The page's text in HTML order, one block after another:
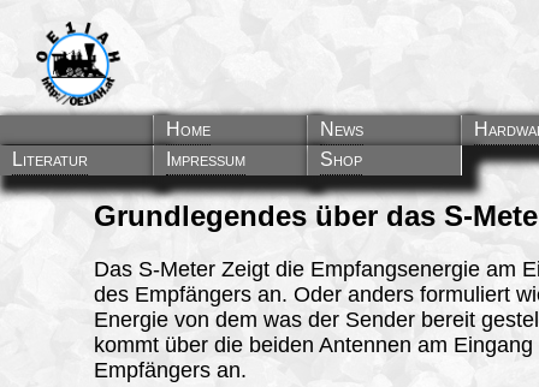
Home News
Literatur
Impressum Shop
Grundlegendes über das S-
Das S-Meter Zeigt die Empfangsenergie am
des Empfängers an. Oder anders formuliert
Energie von dem was der Sender bereit
kommt über die beiden Antennen am Eingang
Empfängers an.